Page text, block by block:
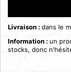
Livraison : dans le
Information : un
stocks, donc